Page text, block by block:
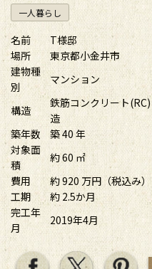
一人暮らし
名前
T様邸
場所
東京都小金井市
建物種
別
マンション
構造
鉄筋コンクリート(RC)
造
築年数
築 40 年
対象面
積
約 60 ㎡
費用
約 920 万円（税込み）
工期
約 2.5か月
完工年
月
2019年4月